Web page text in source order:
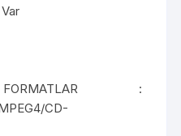
FORMATLAR :
CD-